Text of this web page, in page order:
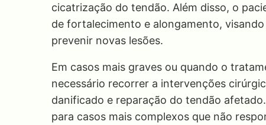
cicatrização do tendão. Além disso, o
de fortalecimento e alongamento,
prevenir novas lesões.
Em casos mais graves ou quando o
necessário recorrer a intervenções
danificado e reparação do tendão
para casos mais complexos que não